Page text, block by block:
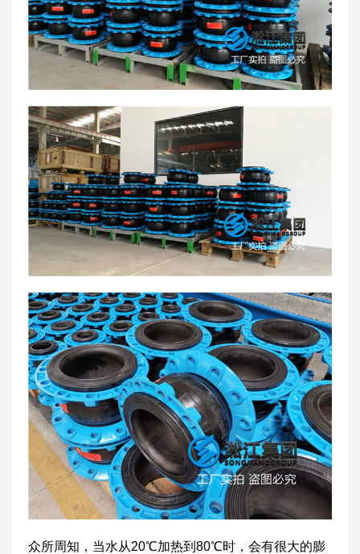
众所周知，当水从20℃加热到80℃时，会有很大的膨